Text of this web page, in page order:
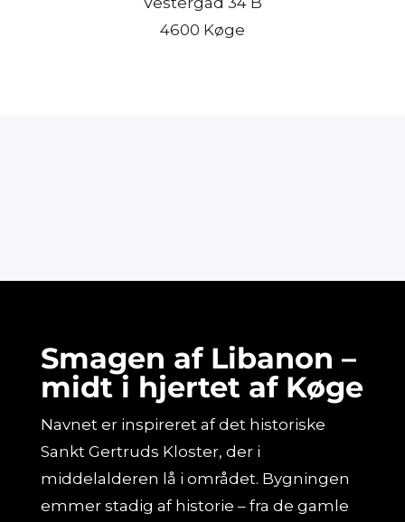
4600 Køge
Smagen af Libanon –
midt i hjertet af Køge
Navnet er inspireret af det historiske
Sankt Gertruds Kloster, der i
middelalderen lå i området. Bygningen
emmer stadig af historie – fra de gamle